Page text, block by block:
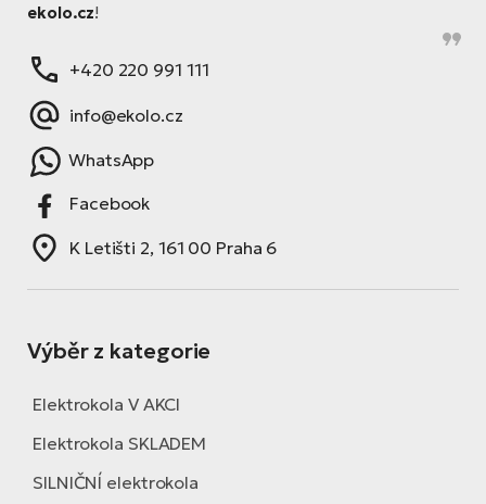
ekolo.cz!
+420 220 991 111
info@ekolo.cz
WhatsApp
Facebook
K Letišti 2, 161 00 Praha 6
Výběr z kategorie
Elektrokola V AKCI
Elektrokola SKLADEM
SILNIČNÍ elektrokola